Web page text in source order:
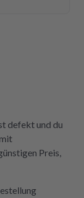
dank der
defekt und du
Preis,